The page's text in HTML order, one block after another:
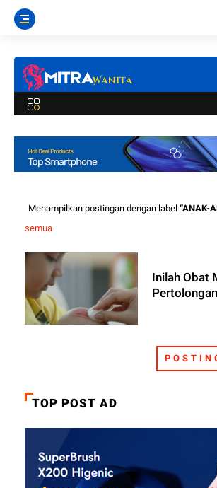
Menampilkan postingan dengan label ANAK-
semua
Inilah Obat
TOP POST AD